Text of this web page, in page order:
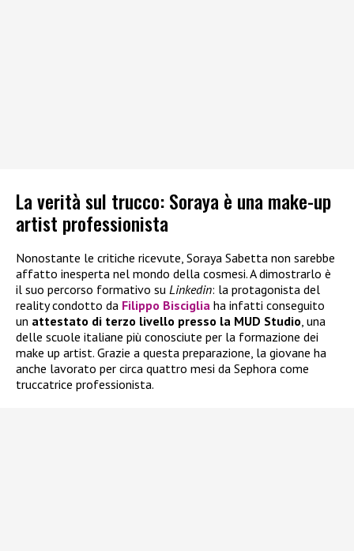
La verità sul trucco: Soraya è una make-up
artist professionista
Nonostante le critiche ricevute, Soraya Sabetta non sarebbe
affatto inesperta nel mondo della cosmesi. A dimostrarlo è
il suo percorso formativo su Linkedin: la protagonista del
reality condotto da Filippo Bisciglia ha infatti conseguito
un attestato di terzo livello presso la MUD Studio, una
delle scuole italiane più conosciute per la formazione dei
make up artist. Grazie a questa preparazione, la giovane ha
anche lavorato per circa quattro mesi da Sephora come
truccatrice professionista.